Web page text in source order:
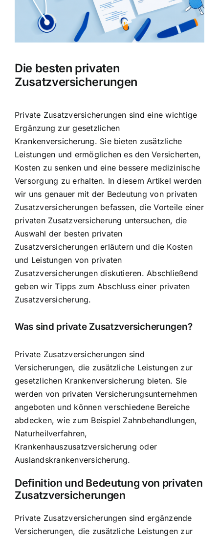
Hausratversicherung
Berufsunfähigkeitsversicherung
Weitere Tarifvergleiche
Die besten privaten
Zusatzversicherungen
Private Zusatzversicherungen sind eine wichtige
Ergänzung zur gesetzlichen
Krankenversicherung. Sie bieten zusätzliche
Leistungen und ermöglichen es den Versicherten,
Kosten zu senken und eine bessere medizinische
Versorgung zu erhalten. In diesem Artikel werden
wir uns genauer mit der Bedeutung von privaten
Zusatzversicherungen befassen, die Vorteile einer
privaten Zusatzversicherung untersuchen, die
Auswahl der besten privaten
Zusatzversicherungen erläutern und die Kosten
und Leistungen von privaten
Zusatzversicherungen diskutieren. Abschließend
geben wir Tipps zum Abschluss einer privaten
Zusatzversicherung.
Was sind private Zusatzversicherungen?
Private Zusatzversicherungen sind
Versicherungen, die zusätzliche Leistungen zur
gesetzlichen Krankenversicherung bieten. Sie
werden von privaten Versicherungsunternehmen
angeboten und können verschiedene Bereiche
abdecken, wie zum Beispiel Zahnbehandlungen,
Naturheilverfahren,
Krankenhauszusatzversicherung oder
Auslandskrankenversicherung.
Definition und Bedeutung von privaten
Zusatzversicherungen
Private Zusatzversicherungen sind ergänzende
Versicherungen, die zusätzliche Leistungen zur